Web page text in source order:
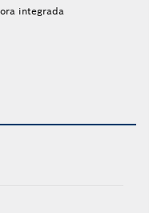
integrada